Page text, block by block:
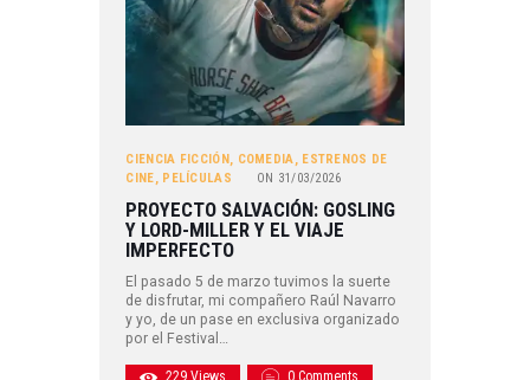
CIENCIA FICCIÓN, COMEDIA, ESTRENOS DE
CINE, PELÍCULAS ON 31/03/2026
PROYECTO SALVACIÓN: GOSLING
Y LORD-MILLER Y EL VIAJE
IMPERFECTO
El pasado 5 de marzo tuvimos la suerte
de disfrutar, mi compañero Raúl Navarro
y yo, de un pase en exclusiva organizado
por el Festival…
229 Views 0 Comments